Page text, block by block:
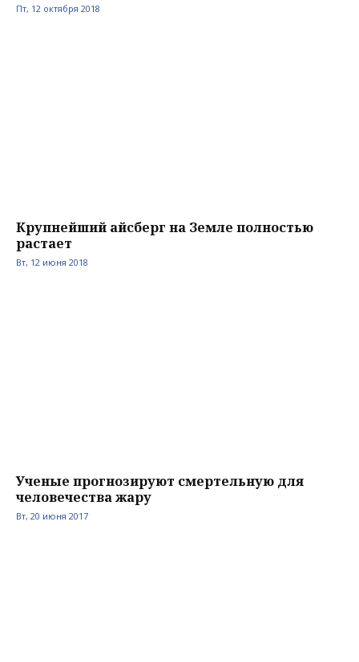
Пт, 12 октября 2018
Крупнейший айсберг на Земле полностью
растает
Вт, 12 июня 2018
Ученые прогнозируют смертельную для
человечества жару
Вт, 20 июня 2017